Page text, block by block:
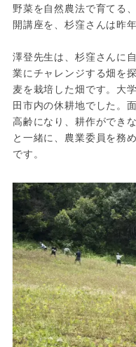
野菜を自然農法で育てる
開講座を、杉窪さんは昨
澤登先生は、杉窪さんに
業にチャレンジする畑を
麦を栽培した畑です。大
田市内の休耕地でした。
高齢になり、耕作ができ
と一緒に、農業委員を務